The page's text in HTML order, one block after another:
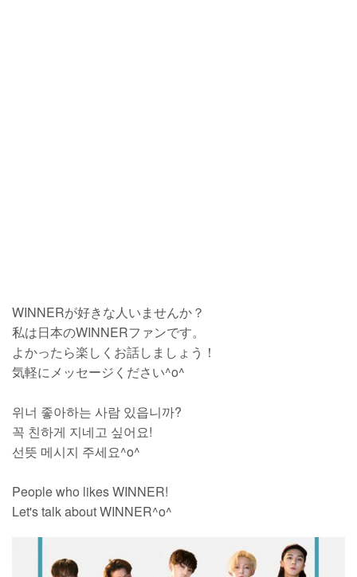
WINNERが好きな人いませんか？
私は日本のWINNERファンです。
よかったら楽しくお話しましょう！
気軽にメッセージください^o^
위너 좋아하는 사람 있읍니까?
꼭 친하게 지네고 싶어요!
선뜻 메시지 주세요^o^
People who likes WINNER!
Let's talk about WINNER^o^